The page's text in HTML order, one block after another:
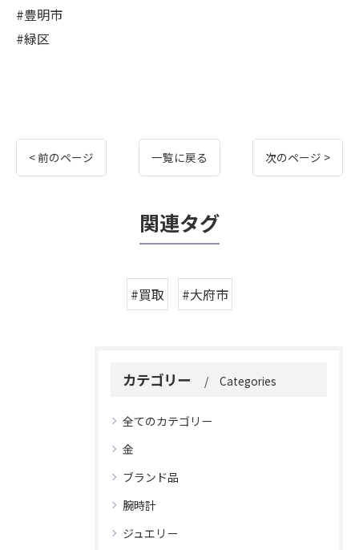
#豊明市
#緑区
< 前のページ 一覧に戻る 次のページ >
関連タグ
#買取 #大府市
カテゴリー Categories
全てのカテゴリー
金
ブランド品
腕時計
ジュエリー